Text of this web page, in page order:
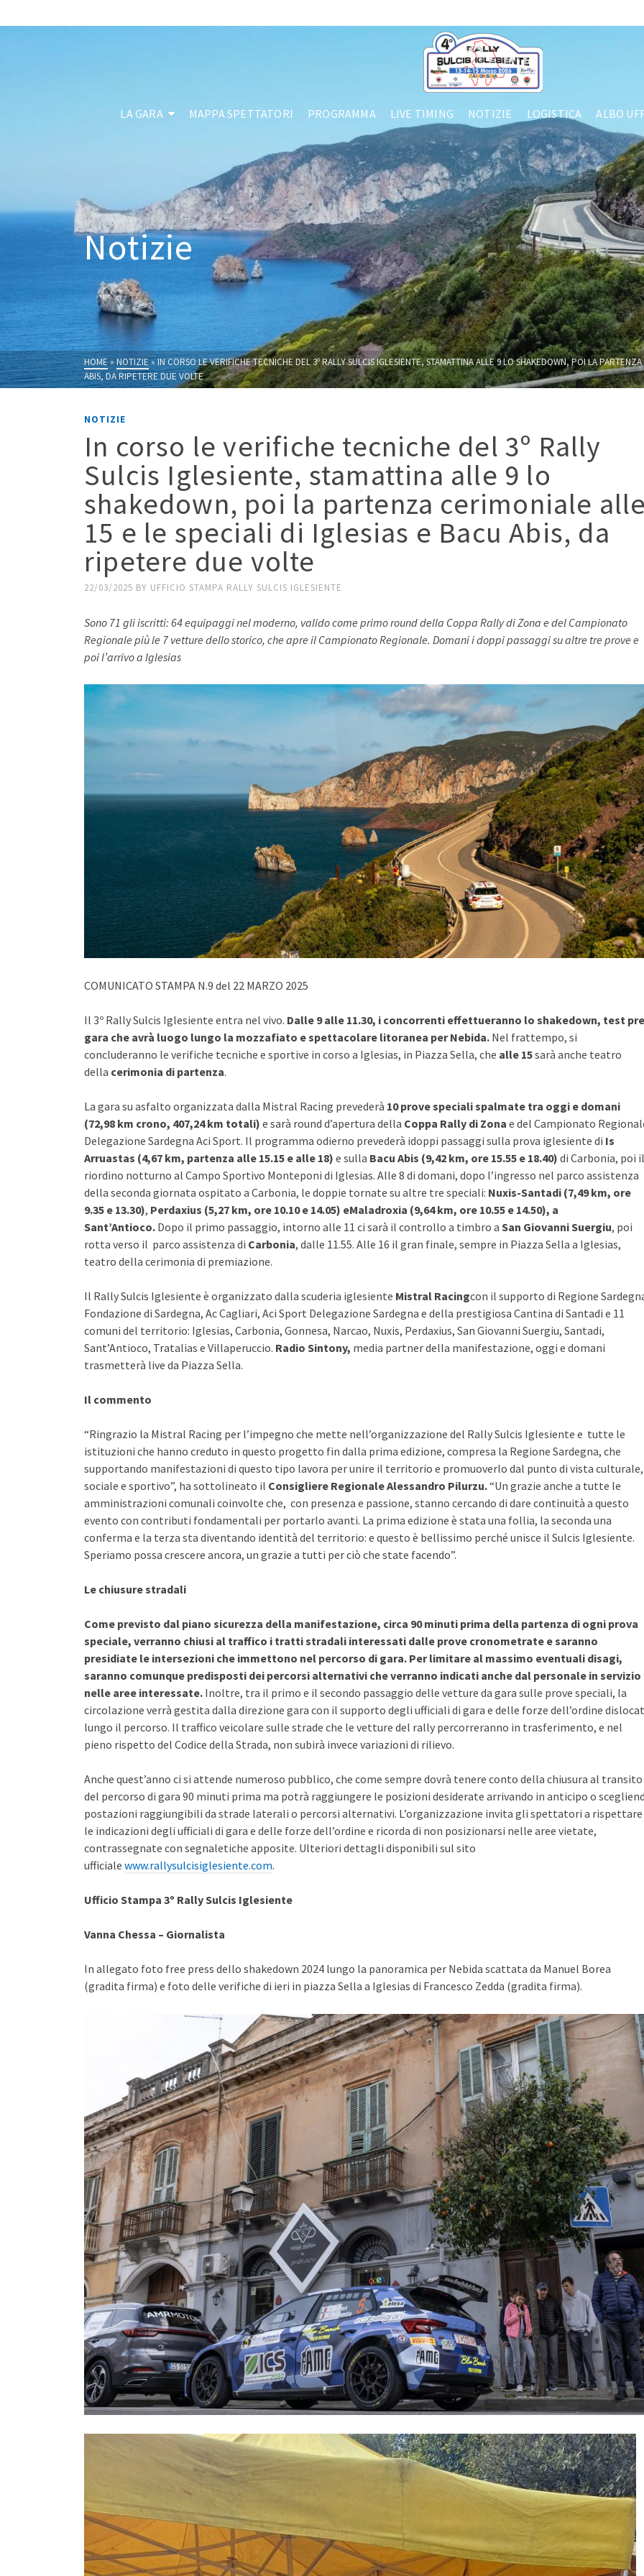
LA GARA MAPPA SPETTATORI PROGRAMMA LIVE TIMING NOTIZIE LOGISTICA ALBO
Notizie
HOME »NOTIZIE»IN CORSO LE VERIFICHE TECNICHE DEL 3º RALLY SULCIS IGLESIENTE, STAMATTINA ALLE 9 LO SHAKEDOWN, POI LA
ABIS, DA RIPETERE DUE VOLTE
NOTIZIE
In corso le verifiche tecniche del 3º Rally
Sulcis Iglesiente, stamattina alle 9 lo
shakedown, poi la partenza cerimoniale
15 e le speciali di Iglesias e Bacu Abis, da
ripetere due volte
22/03/2025 BY UFFICIO STAMPA RALLY SULCIS IGLESIENTE
Sono 71 gli iscritti: 64 equipaggi nel moderno, valido come primo round della Coppa Rally di Zona e del Campionato
Regionale più le 7 vetture dello storico, che apre il Campionato Regionale. Domani i doppi passaggi su altre tre prove e
poi l’arrivo a Iglesias
COMUNICATO STAMPA N.9 del 22 MARZO 2025
Il 3º Rally Sulcis Iglesiente entra nel vivo. Dalle 9 alle 11.30, i concorrenti effettueranno lo shakedown, test
gara che avrà luogo lungo la mozzafiato e spettacolare litoranea per Nebida. Nel frattempo, si
concluderanno le verifiche tecniche e sportive in corso a Iglesias, in Piazza Sella, che alle 15sarà anche teatro
della cerimonia di partenza.
La gara su asfalto organizzata dalla Mistral Racing prevederà 10 prove speciali spalmate tra oggi e domani
(72,98 km crono, 407,24 km totali) e sarà round d’apertura della Coppa Rally di Zona e del Campionato
Delegazione Sardegna Aci Sport. Il programma odierno prevederà idoppi passaggi sulla prova iglesiente di Is
Arruastas (4,67 km, partenza alle 15.15 e alle 18) e sulla Bacu Abis (9,42 km, ore 15.55 e 18.40) di Carbonia, poi il
riordino notturno al Campo Sportivo Monteponi di Iglesias. Alle 8 di domani, dopo l’ingresso nel parco assistenza
della seconda giornata ospitato a Carbonia, le doppie tornate su altre tre speciali: Nuxis-Santadi (7,49 km, ore
9.35 e 13.30), Perdaxius (5,27 km, ore 10.10 e 14.05) eMaladroxia (9,64 km, ore 10.55 e 14.50), a
Sant’Antioco. Dopo il primo passaggio, intorno alle 11 ci sarà il controllo a timbro a San Giovanni Suergiu, poi
rotta verso il parco assistenza di Carbonia, dalle 11.55. Alle 16 il gran finale, sempre in Piazza Sella a Iglesias,
teatro della cerimonia di premiazione.
Il Rally Sulcis Iglesiente è organizzato dalla scuderia iglesiente Mistral Racingcon il supporto di Regione
Fondazione di Sardegna, Ac Cagliari, Aci Sport Delegazione Sardegna e della prestigiosa Cantina di Santadi e 11
comuni del territorio: Iglesias, Carbonia, Gonnesa, Narcao, Nuxis, Perdaxius, San Giovanni Suergiu, Santadi,
Sant’Antioco, Tratalias e Villaperuccio. Radio Sintony, media partner della manifestazione, oggi e domani
trasmetterà live da Piazza Sella.
Il commento
“Ringrazio la Mistral Racing per l’impegno che mette nell’organizzazione del Rally Sulcis Iglesiente e tutte le
istituzioni che hanno creduto in questo progetto fin dalla prima edizione, compresa la Regione Sardegna, che
supportando manifestazioni di questo tipo lavora per unire il territorio e promuoverlo dal punto di vista culturale,
sociale e sportivo”, ha sottolineato il Consigliere Regionale Alessandro Pilurzu.“Un grazie anche a tutte le
amministrazioni comunali coinvolte che, con presenza e passione, stanno cercando di dare continuità a questo
evento con contributi fondamentali per portarlo avanti. La prima edizione è stata una follia, la seconda una
conferma e la terza sta diventando identità del territorio: e questo è bellissimo perché unisce il Sulcis Iglesiente.
Speriamo possa crescere ancora, un grazie a tutti per ciò che state facendo”.
Le chiusure stradali
Come previsto dal piano sicurezza della manifestazione, circa 90 minuti prima della partenza di ogni prova
speciale, verranno chiusi al traffico i tratti stradali interessati dalle prove cronometrate e saranno
presidiate le intersezioni che immettono nel percorso di gara. Per limitare al massimo eventuali disagi,
saranno comunque predisposti dei percorsi alternativi che verranno indicati anche dal personale in servizio
nelle aree interessate. Inoltre, tra il primo e il secondo passaggio delle vetture da gara sulle prove speciali, la
circolazione verrà gestita dalla direzione gara con il supporto degli ufficiali di gara e delle forze dell’ordine
lungo il percorso. Il traffico veicolare sulle strade che le vetture del rally percorreranno in trasferimento, e nel
pieno rispetto del Codice della Strada, non subirà invece variazioni di rilievo.
Anche quest’anno ci si attende numeroso pubblico, che come sempre dovrà tenere conto della chiusura al transito
del percorso di gara 90 minuti prima ma potrà raggiungere le posizioni desiderate arrivando in anticipo o
postazioni raggiungibili da strade laterali o percorsi alternativi. L’organizzazione invita gli spettatori a rispettare
le indicazioni degli ufficiali di gara e delle forze dell’ordine e ricorda di non posizionarsi nelle aree vietate,
contrassegnate con segnaletiche apposite. Ulteriori dettagli disponibili sul sito
ufficiale www.rallysulcisiglesiente.com.
Ufficio Stampa 3º Rally Sulcis Iglesiente
Vanna Chessa – Giornalista
In allegato foto free press dello shakedown 2024 lungo la panoramica per Nebida scattata da Manuel Borea
(gradita firma) e foto delle verifiche di ieri in piazza Sella a Iglesias di Francesco Zedda (gradita firma).